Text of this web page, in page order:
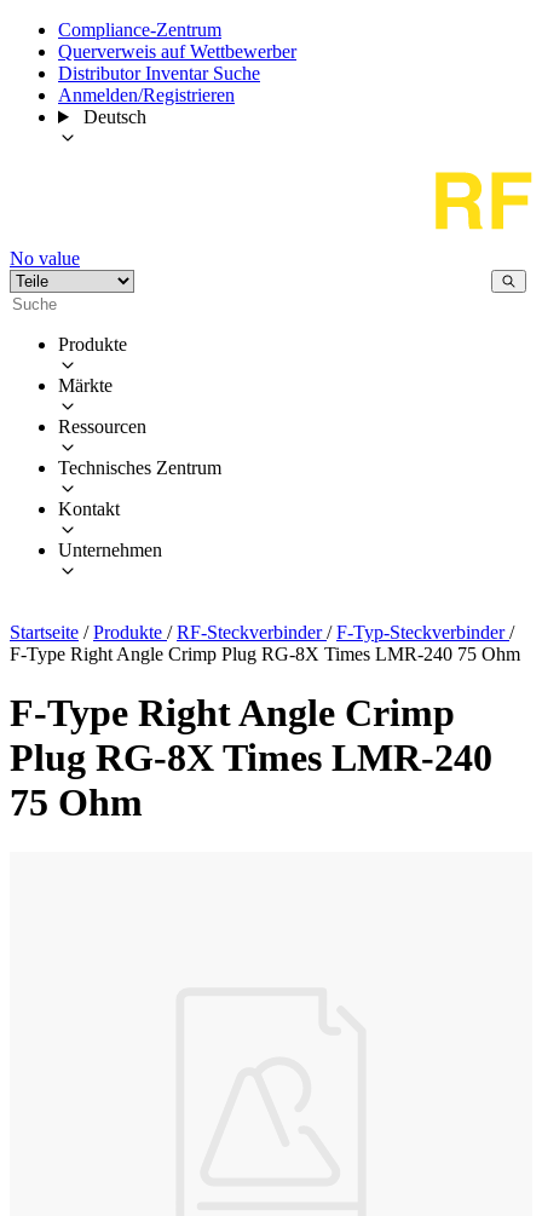
Compliance-Zentrum
Querverweis auf Wettbewerber
Distributor Inventar Suche
Anmelden/Registrieren
Deutsch
No value
Produkte
Märkte
Ressourcen
Technisches Zentrum
Kontakt
Unternehmen
Startseite / Produkte / RF-Steckverbinder/ F-Typ-Steckverbinder/
F-Type Right Angle Crimp Plug RG-8X Times LMR-240 75 Ohm
F-Type Right Angle Crimp
Plug RG-8X Times LMR-240
75 Ohm